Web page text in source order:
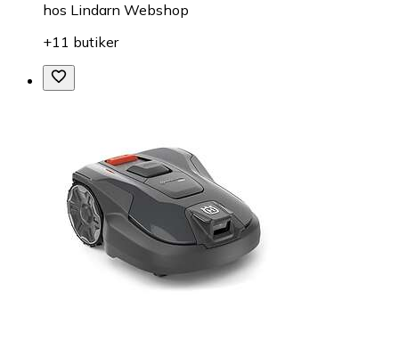
hos Lindarn Webshop
+11 butiker